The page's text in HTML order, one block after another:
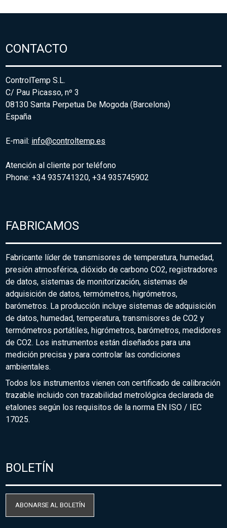
CONTACTO
ControlTemp S.L.
C/ Pau Picasso, nº 3
08130 Santa Perpetua De Mogoda (Barcelona)
España
E-mail: info@controltemp.es
Atención al cliente por teléfono
Phone: +34 935741320, +34 935745902
FABRICAMOS
Fabricante líder de transmisores de temperatura, humedad,
presión atmosférica, dióxido de carbono CO2, registradores
de datos, sistemas de monitorización, sistemas de
adquisición de datos, termómetros, higrómetros,
barómetros. La producción incluye sistemas de adquisición
de datos, humedad, temperatura, transmisores de CO2 y
termómetros portátiles, higrómetros, barómetros, medidores
de CO2. Los instrumentos están diseñados para una
medición precisa y para controlar las condiciones
ambientales.
Todos los instrumentos vienen con certificado de calibración
trazable incluido con trazabilidad metrológica declarada de
etalones según los requisitos de la norma EN ISO / IEC
17025.
BOLETÍN
ABONARSE AL BOLETÍN